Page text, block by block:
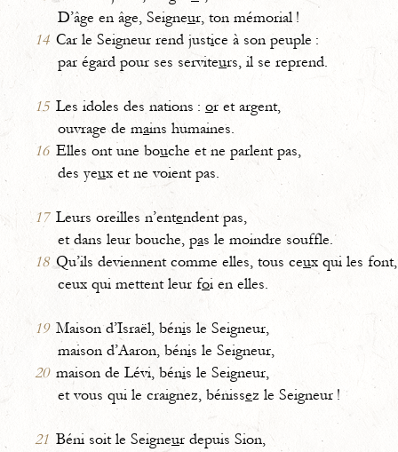
D’âge en âge, Seigneur, ton mémorial !
14 Car le Seigneur rend justice à son peuple :
par égard pour ses serviteurs, il se reprend.
15 Les idoles des nations : or et argent,
ouvrage de mains humaines.
16 Elles ont une bouche et ne parlent pas,
des yeux et ne voient pas.
17 Leurs oreilles n’entendent pas,
et dans leur bouche, pas le moindre souffle.
18 Qu’ils deviennent comme elles, tous ceux qui les font,
ceux qui mettent leur foi en elles.
19 Maison d’Israël, bénis le Seigneur,
maison d’Aaron, bénis le Seigneur,
20 maison de Lévi, bénis le Seigneur,
et vous qui le craignez, bénissez le Seigneur !
21 Béni soit le Seigneur depuis Sion,